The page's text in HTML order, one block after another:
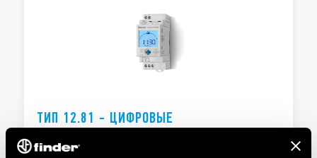
ТИП 12.81 - ЦИФРОВЫЕ
АСТРОНОМИЧЕСКИЕ РЕЛЕ ВРЕМЕНИ